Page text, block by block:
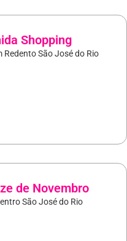
Shopping
São José do Rio
de Novembro
São José do Rio